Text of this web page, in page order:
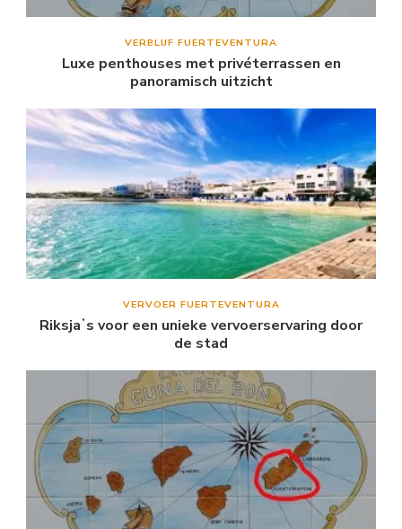
VERBLIJF FUERTEVENTURA
Luxe penthouses met privéterrassen en
panoramisch uitzicht
VERVOER FUERTEVENTURA
Riksjaʼs voor een unieke vervoerservaring door
de stad